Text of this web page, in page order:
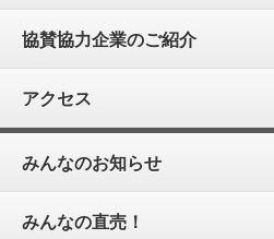
協賛協力企業のご紹介
アクセス
みんなのお知らせ
みんなの直売！